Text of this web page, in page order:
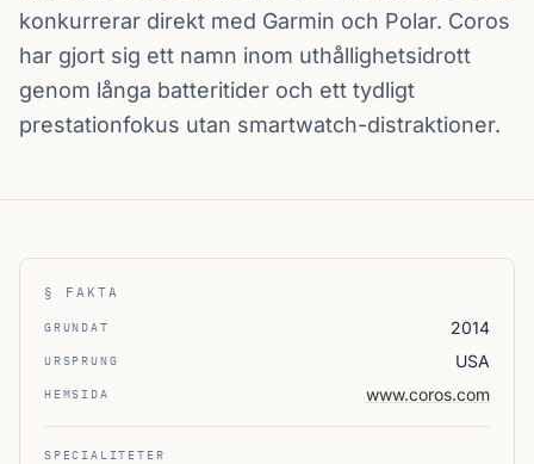
konkurrerar direkt med Garmin och Polar. Coros
har gjort sig ett namn inom uthållighetsidrott
genom långa batteritider och ett tydligt
prestation­fokus utan smartwatch-distraktioner.
§ FAKTA
GRUNDAT 2014
URSPRUNG USA
HEMSIDA www.coros.com
SPECIALITETER